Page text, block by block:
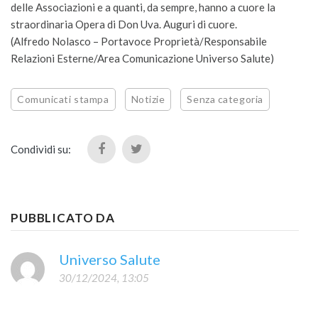
delle Associazioni e a quanti, da sempre, hanno a cuore la
straordinaria Opera di Don Uva. Auguri di cuore.
(Alfredo Nolasco – Portavoce Proprietà/Responsabile
Relazioni Esterne/Area Comunicazione Universo Salute)
Comunicati stampa Notizie Senza categoria
Condividi su:
PUBBLICATO DA
Universo Salute
30/12/2024, 13:05